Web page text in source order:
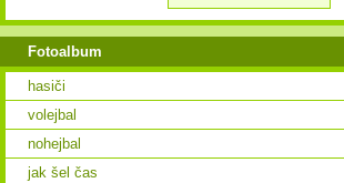
Fotoalbum
hasiči
volejbal
nohejbal
jak šel čas